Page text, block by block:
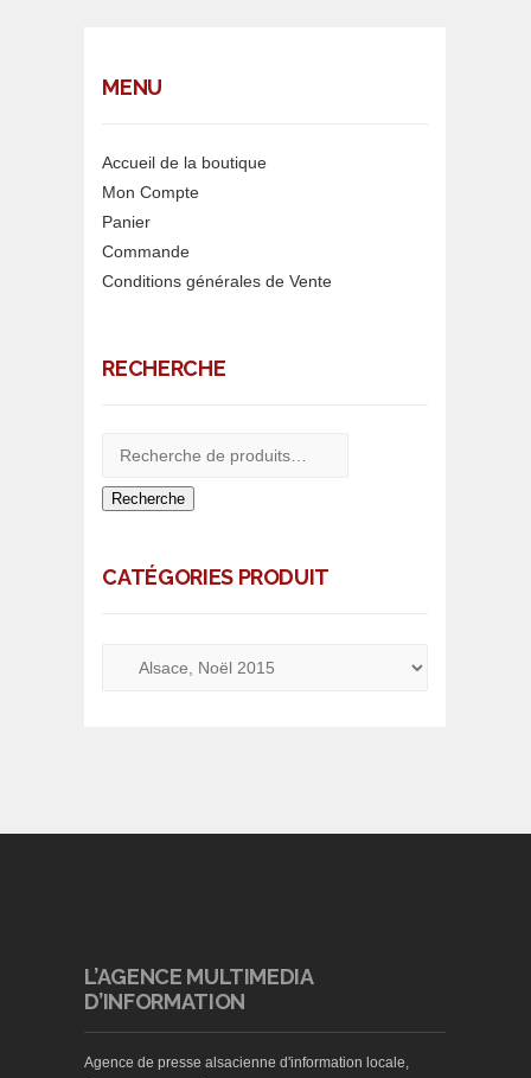
MENU
Accueil de la boutique
Mon Compte
Panier
Commande
Conditions générales de Vente
RECHERCHE
Recherche
CATÉGORIES PRODUIT
L’AGENCE MULTIMEDIA
D’INFORMATION
Agence de presse alsacienne d'information locale,